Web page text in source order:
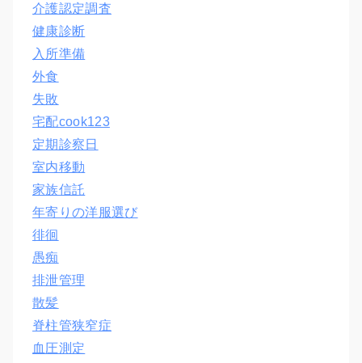
介護認定調査
健康診断
入所準備
外食
失敗
宅配cook123
定期診察日
室内移動
家族信託
年寄りの洋服選び
徘徊
愚痴
排泄管理
散髪
脊柱管狭窄症
血圧測定